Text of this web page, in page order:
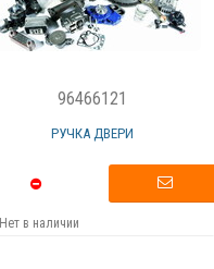
96466121
РУЧКА ДВЕРИ
Нет в наличии